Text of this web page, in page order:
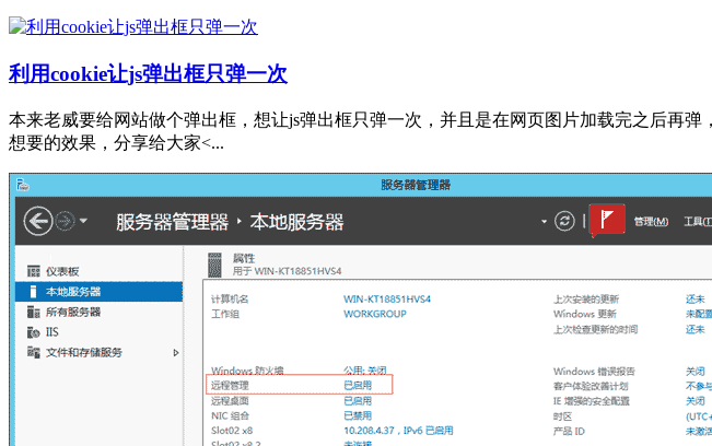
利用cookie让js弹出框只弹一次
本来老威要给网站做个弹出框，想让js弹出框只弹一次，并且是在网页图片加载完之后再
想要的效果，分享给大家<...